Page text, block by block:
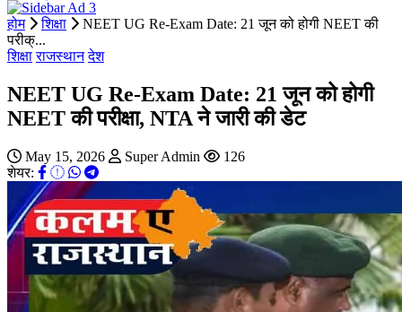
होम शिक्षा
NEET UG Re-Exam Date: 21 जून को होगी NEET की
परीक्...
शिक्षा राजस्थान देश
NEET UG Re-Exam Date: 21 जून को होगी
NEET की परीक्षा, NTA ने जारी की डेट
May 15, 2026 Super Admin
126
शेयर: